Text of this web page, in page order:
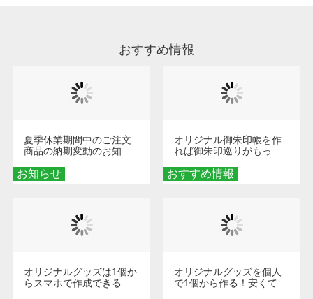
おすすめ情報
お知らせ
夏季休業期間中のご注文
商品の納期変動のお知ら
おすすめ情報
オリジナル御朱印帳を作
れば御朱印巡りがもっと
ダーメイドする魅力と選
び方
オリジナルグッズは1個か
らスマホで作成できる！
オリジナルグッズを個人
で1個から作る！安くて簡